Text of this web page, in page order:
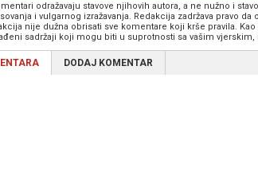
odražavaju stavove njihovih autora, a ne nužno i
i vulgarnog izražavanja. Redakcija zadržava pravo
nije dužna obrisati sve komentare koji krše pravila.
sadržaji koji mogu biti u suprotnosti sa vašim
DODAJ KOMENTAR